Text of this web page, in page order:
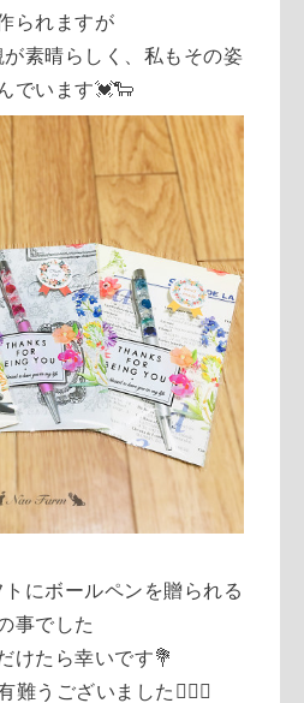
られますが
素晴らしく、私もその姿
でいます💓🐑
にボールペンを贈られる
事でした
けたら幸いです💐
難うございました🙇🏻‍♀️